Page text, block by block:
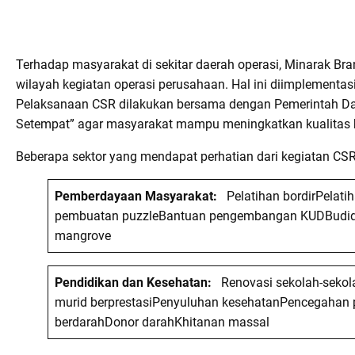
Terhadap masyarakat di sekitar daerah operasi, Minarak
wilayah kegiatan operasi perusahaan. Hal ini
Pelaksanaan CSR dilakukan bersama dengan Pemerintah
Setempat” agar masyarakat mampu meningkatkan kualitas
Beberapa sektor yang mendapat perhatian dari kegiatan
Pemberdayaan Masyarakat:
Pelatihan
pembuatan puzzleBantuan pengembangan
mangrove
Pendidikan dan Kesehatan: Renovasi sekolah-
murid berprestasiPenyuluhan kesehatanPencegahan
berdarahDonor darahKhitanan massal